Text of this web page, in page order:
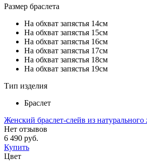
Размер браслета
На обхват запястья 14см
На обхват запястья 15см
На обхват запястья 16см
На обхват запястья 17см
На обхват запястья 18см
На обхват запястья 19см
Тип изделия
Браслет
Женский браслет-слейв из натурального
Нет отзывов
6 490 руб.
Купить
Цвет